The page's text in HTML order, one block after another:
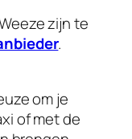
zijn te
.
om je
of met de